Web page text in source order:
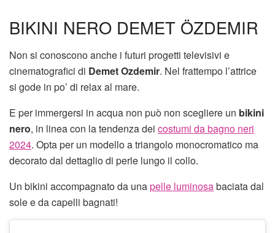
BIKINI NERO DEMET ÖZDEMIR
Non si conoscono anche i futuri progetti televisivi e
cinematografici di Demet Ozdemir. Nel frattempo l’attrice
si gode in po’ di relax al mare.
E per immergersi in acqua non può non scegliere un bikini
nero, in linea con la tendenza dei costumi da bagno neri
2024. Opta per un modello a triangolo monocromatico ma
decorato dal dettaglio di perle lungo il collo.
Un bikini accompagnato da unapelle luminosabaciata dal
sole e da capelli bagnati!